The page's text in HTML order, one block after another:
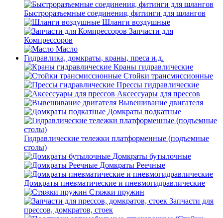
Быстроразъемные соединения, фитинги для шлангов
Шланги воздушные
Запчасти для
Компрессоров
Масло
Гидравлика, домкраты, краны, преса и.д.
Краны гидравлические
Стойки трансмиссионные
Прессы гидравлические
Аксессуары для прессов
Вывешивание двигателя
Домкраты подкатные
Гидравлические тележки платформенные (подъемные
столы)
Домкраты бутылочные
Домкраты Реечные
Домкраты пневматические и пневмогидравлические
Стяжки пружин
Запчасти для
прессов, домкратов, стоек